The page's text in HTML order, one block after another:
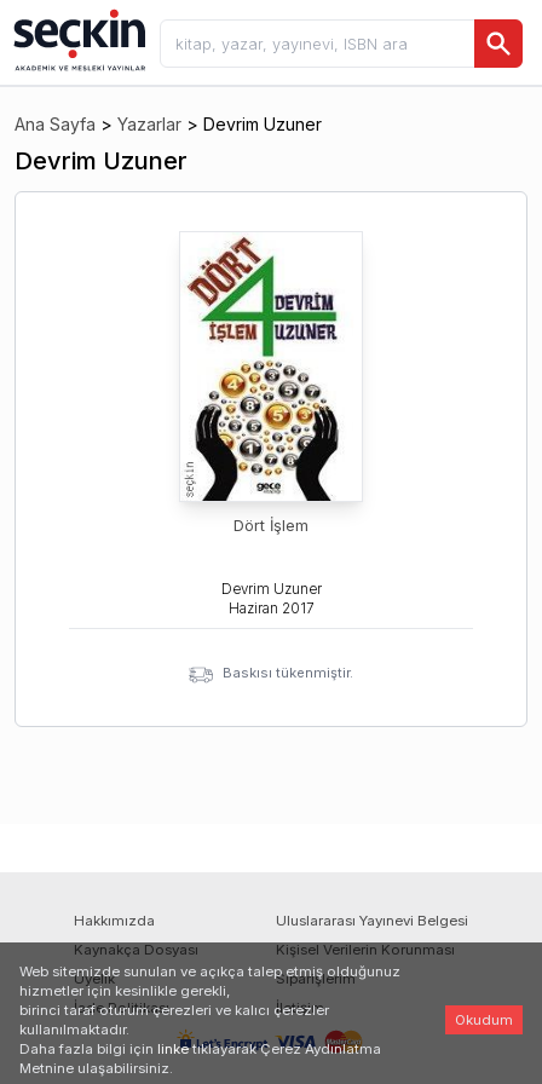
Ana Sayfa > Yazarlar > Devrim Uzuner
Devrim Uzuner
Dört İşlem
Devrim Uzuner
Haziran 2017
Baskısı tükenmiştir.
Hakkımızda
Uluslararası Yayınevi Belgesi
Kaynakça Dosyası
Kişisel Verilerin Korunması
Üyelik
Siparişlerim
İade Politikası
İletişim
Web sitemizde sunulan ve açıkça talep etmiş olduğunuz
hizmetler için kesinlikle gerekli,
birinci taraf oturum çerezleri ve kalıcı çerezler
kullanılmaktadır.
Daha fazla bilgi için linke tıklayarak Çerez Aydınlatma
Metnine ulaşabilirsiniz.
Okudum